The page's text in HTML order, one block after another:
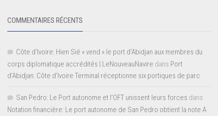
COMMENTAIRES RÉCENTS
Côte d'Ivoire: Hien Sié « vend » le port d'Abidjan aux membres du
corps diplomatique accrédités | LeNouveauNavire dans Port
d’Abidjan: Côte d’Ivoire Terminal réceptionne six portiques de parc
San Pedro: Le Port autonome et l’OFT unissent leurs forces dans
Notation financière: Le port autonome de San Pedro obtient la note A